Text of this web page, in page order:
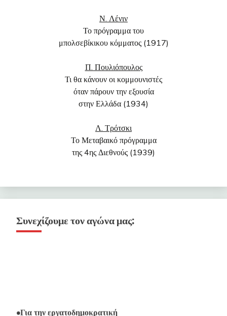
Ν. Λένιν
Το πρόγραμμα του
μπολσεβίκικου κόμματος (1917)
Π. Πουλιόπουλος
Τι θα κάνουν οι κομμουνιστές
όταν πάρουν την εξουσία
στην Ελλάδα (1934)
Λ. Τρότσκι
Το Μεταβαικό πρόγραμμα
της 4ης Διεθνούς (1939)
Συνεχίζουμε τον αγώνα μας: